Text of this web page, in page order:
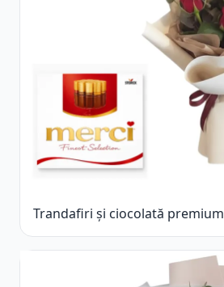
Trandafiri și ciocolată premium